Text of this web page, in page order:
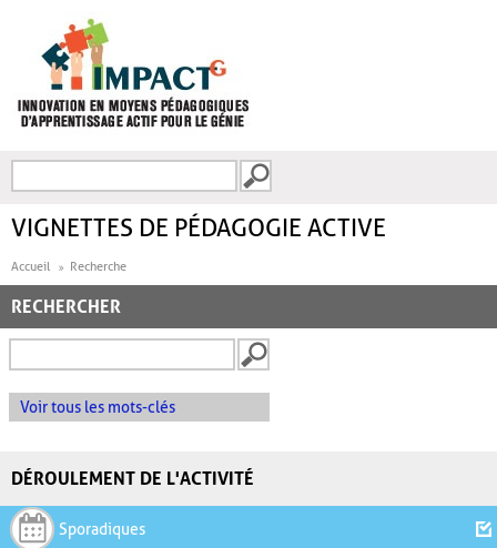
FORMULAIRE DE
VIGNETTES DE PÉDAGOGIE ACTIVE
Accueil Recherche
RECHERCHER
Voir tous les mots-clés
DÉROULEMENT DE L'ACTIVITÉ
Sporadiques